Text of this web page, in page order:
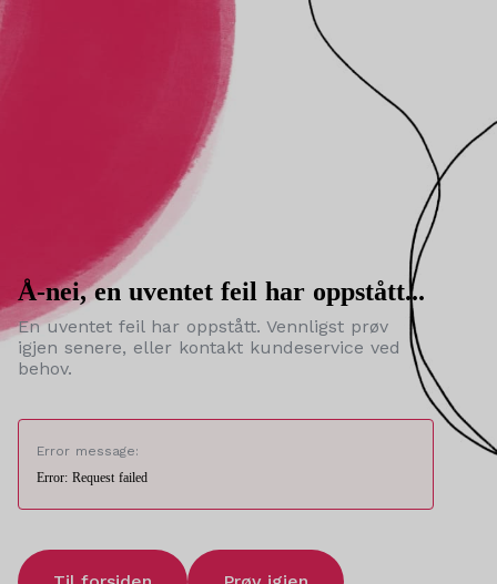
Å-nei, en uventet feil har oppstått...
En uventet feil har oppstått. Vennligst prøv
igjen senere, eller kontakt kundeservice ved
behov.
Error message:
Error: Request failed